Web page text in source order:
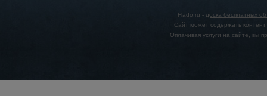
Flado.ru - доска бесплатных
Сайт может содержать
Оплачивая услуги на сайте, вы